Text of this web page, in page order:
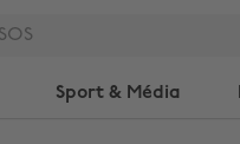
Sport & Média